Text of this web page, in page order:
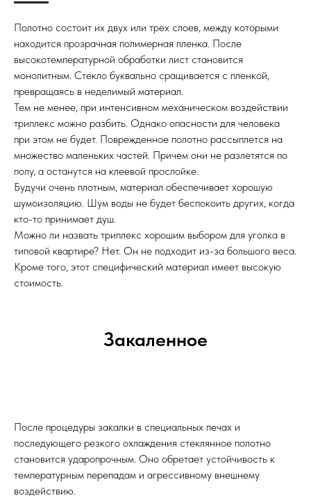
Полотно состоит их двух или трех слоев, между которыми
находится прозрачная полимерная пленка. После
высокотемпературной обработки лист становится
монолитным. Стекло буквально сращивается с пленкой,
превращаясь в неделимый материал.
Тем не менее, при интенсивном механическом воздействии
триплекс можно разбить. Однако опасности для человека
при этом не будет. Поврежденное полотно рассыплется на
множество маленьких частей. Причем они не разлетятся по
полу, а останутся на клеевой прослойке.
Будучи очень плотным, материал обеспечивает хорошую
шумоизоляцию. Шум воды не будет беспокоить других, когда
кто-то принимает душ.
Можно ли назвать триплекс хорошим выбором для уголка в
типовой квартире? Нет. Он не подходит из-за большого веса.
Кроме того, этот специфический материал имеет высокую
стоимость.
Закаленное
После процедуры закалки в специальных печах и
последующего резкого охлаждения стеклянное полотно
становится ударопрочным. Оно обретает устойчивость к
температурным перепадам и агрессивному внешнему
воздействию.